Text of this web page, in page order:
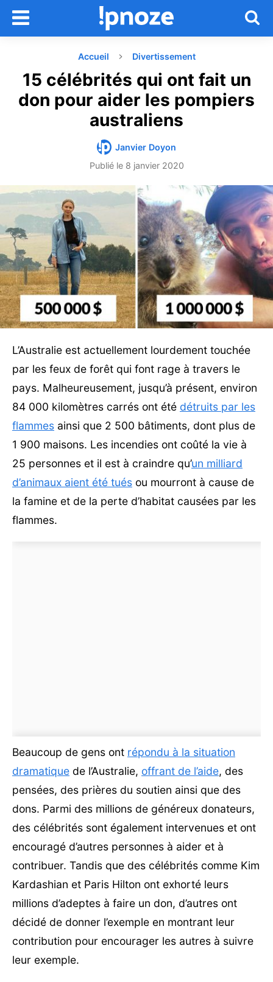
Accueil Divertissement
15 célébrités qui ont fait un
don pour aider les pompiers
australiens
Janvier Doyon
Publié le 8 janvier 2020
L’Australie est actuellement lourdement touchée
par les feux de forêt qui font rage à travers le
pays. Malheureusement, jusqu’à présent, environ
84 000 kilomètres carrés ont été détruits par les
flammes ainsi que 2 500 bâtiments, dont plus de
1 900 maisons. Les incendies ont coûté la vie à
25 personnes et il est à craindre qu’un milliard
d’animaux aient été tués ou mourront à cause de
la famine et de la perte d’habitat causées par les
flammes.
Beaucoup de gens ont répondu à la situation
dramatique de l’Australie, offrant de l’aide, des
pensées, des prières du soutien ainsi que des
dons. Parmi des millions de généreux donateurs,
des célébrités sont également intervenues et ont
encouragé d’autres personnes à aider et à
contribuer. Tandis que des célébrités comme Kim
Kardashian et Paris Hilton ont exhorté leurs
millions d’adeptes à faire un don, d’autres ont
décidé de donner l’exemple en montrant leur
contribution pour encourager les autres à suivre
leur exemple.